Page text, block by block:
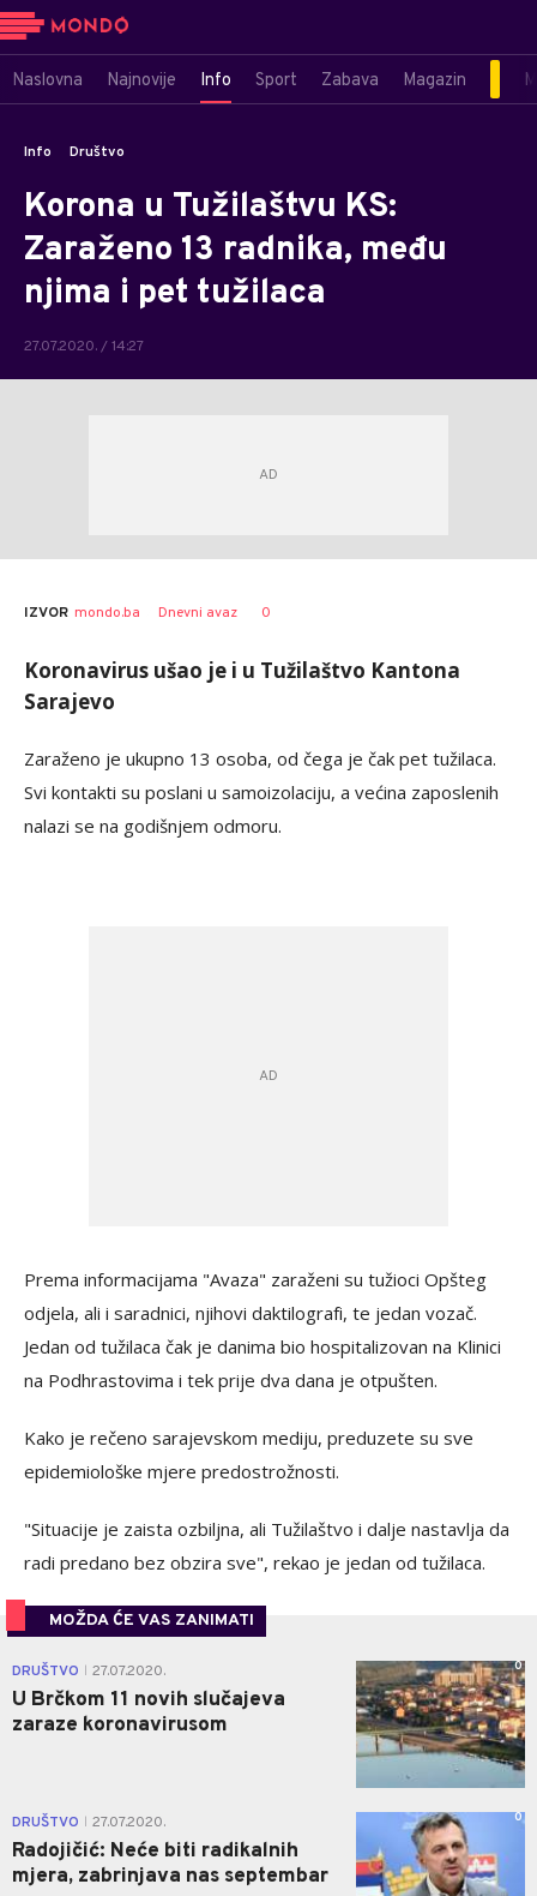
Naslovna Najnovije Info Sport Zabava Magazin
Info Društvo
Korona u Tužilaštvu KS:
Zaraženo 13 radnika, među
njima i pet tužilaca
27.07.2020. / 14:27
IZVOR mondo.ba Dnevni avaz 0
Koronavirus ušao je i u Tužilaštvo Kantona
Sarajevo
Zaraženo je ukupno 13 osoba, od čega je čak pet tužilaca.
Svi kontakti su poslani u samoizolaciju, a većina zaposlenih
nalazi se na godišnjem odmoru.
Prema informacijama "Avaza" zaraženi su tužioci Opšteg
odjela, ali i saradnici, njihovi daktilografi, te jedan vozač.
Jedan od tužilaca čak je danima bio hospitalizovan na Klinici
na Podhrastovima i tek prije dva dana je otpušten.
Kako je rečeno sarajevskom mediju, preduzete su sve
epidemiološke mjere predostrožnosti.
"Situacije je zaista ozbiljna, ali Tužilaštvo i dalje nastavlja da
radi predano bez obzira sve", rekao je jedan od tužilaca.
MOŽDA ĆE VAS ZANIMATI
DRUŠTVO 27.07.2020.
U Brčkom 11 novih slučajeva
zaraze koronavirusom
0
DRUŠTVO 27.07.2020.
Radojičić: Neće biti radikalnih
mjera, zabrinjava nas septembar
0